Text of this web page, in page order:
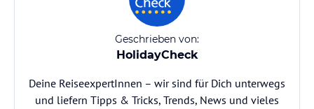
Geschrieben von:
HolidayCheck
Deine ReiseexpertInnen – wir sind für Dich unterwegs
und liefern Tipps & Tricks, Trends, News und vieles